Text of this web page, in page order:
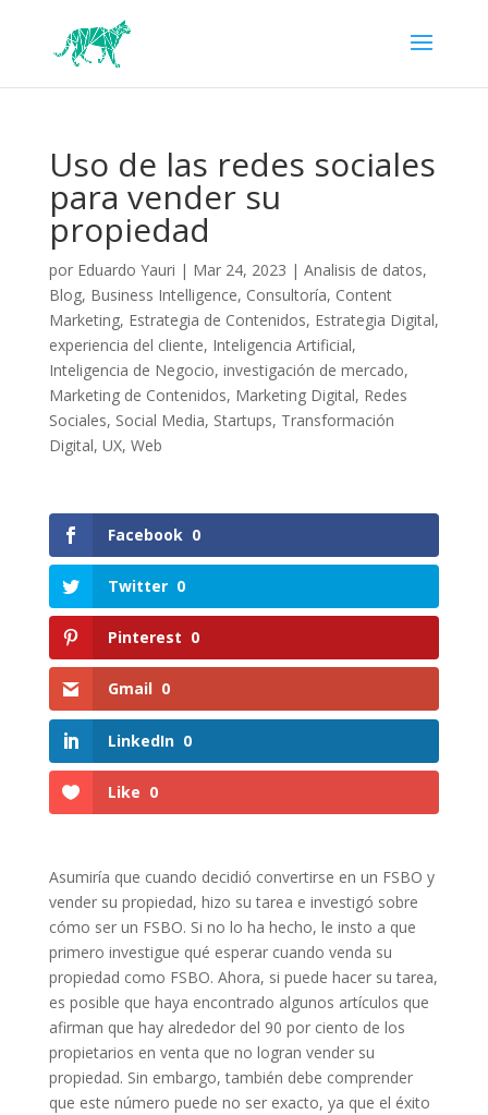
Uso de las redes sociales
para vender su
propiedad
por Eduardo Yauri | Mar 24, 2023 | Analisis de datos,
Blog, Business Intelligence, Consultoría, Content
Marketing, Estrategia de Contenidos, Estrategia Digital,
experiencia del cliente, Inteligencia Artificial,
Inteligencia de Negocio, investigación de mercado,
Marketing de Contenidos, Marketing Digital, Redes
Sociales, Social Media, Startups, Transformación
Digital, UX, Web
Facebook 0
Twitter 0
Pinterest 0
Gmail 0
LinkedIn 0
Like 0
Asumiría que cuando decidió convertirse en un FSBO y
vender su propiedad, hizo su tarea e investigó sobre
cómo ser un FSBO. Si no lo ha hecho, le insto a que
primero investigue qué esperar cuando venda su
propiedad como FSBO. Ahora, si puede hacer su tarea,
es posible que haya encontrado algunos artículos que
afirman que hay alrededor del 90 por ciento de los
propietarios en venta que no logran vender su
propiedad. Sin embargo, también debe comprender
que este número puede no ser exacto, ya que el éxito